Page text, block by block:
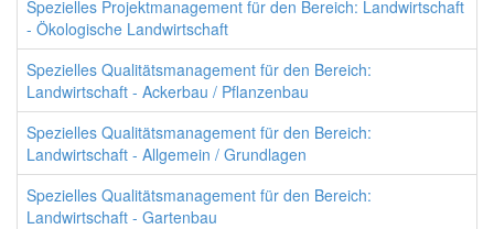
Spezielles Projektmanagement für den Bereich: Landwirtschaft
- Ökologische Landwirtschaft
Spezielles Qualitätsmanagement für den Bereich:
Landwirtschaft - Ackerbau / Pflanzenbau
Spezielles Qualitätsmanagement für den Bereich:
Landwirtschaft - Allgemein / Grundlagen
Spezielles Qualitätsmanagement für den Bereich:
Landwirtschaft - Gartenbau